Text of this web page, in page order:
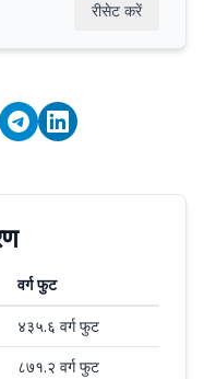
रीसेट करें
वर्ग फुट
४३५.६ वर्ग फुट
८७१.२ वर्ग फुट